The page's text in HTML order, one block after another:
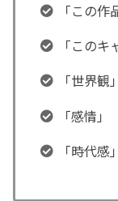
「この作
「このキ
「世界観」
「感情」
「時代感」